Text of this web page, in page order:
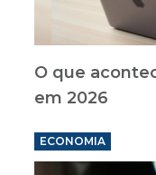
O que
em 2026
ECONOMIA